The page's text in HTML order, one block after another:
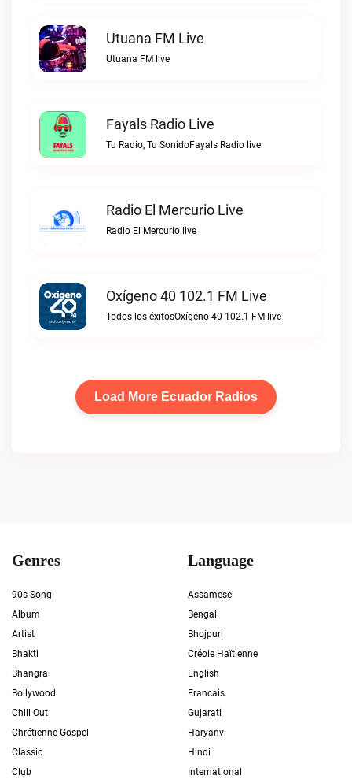
Utuana FM Live
Utuana FM live
Fayals Radio Live
Tu Radio, Tu SonidoFayals Radio live
Radio El Mercurio Live
Radio El Mercurio live
Oxígeno 40 102.1 FM Live
Todos los éxitosOxígeno 40 102.1 FM live
Load More Ecuador Radios
Genres
90s Song
Album
Artist
Bhakti
Bhangra
Bollywood
Chill Out
Chrétienne Gospel
Classic
Club
Language
Assamese
Bengali
Bhojpuri
Créole Haïtienne
English
Francais
Gujarati
Haryanvi
Hindi
International